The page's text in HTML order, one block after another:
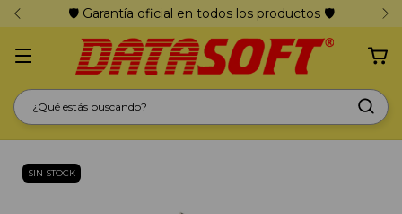
🛡️ Garantía oficial en todos los productos 🛡️
SIN STOCK